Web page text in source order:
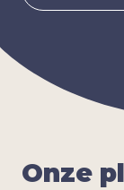
Onze